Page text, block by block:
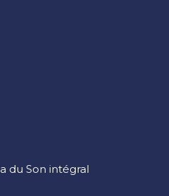
du Son intégral